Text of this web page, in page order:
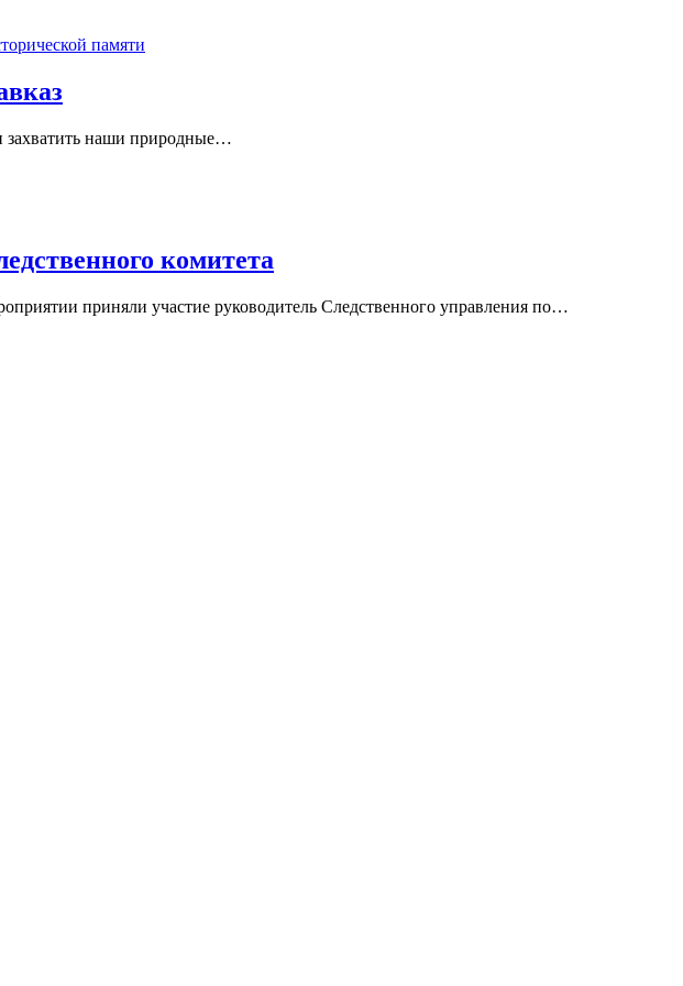
памяти
захватить наши природные…
комитета
приняли участие руководитель Следственного управления по…